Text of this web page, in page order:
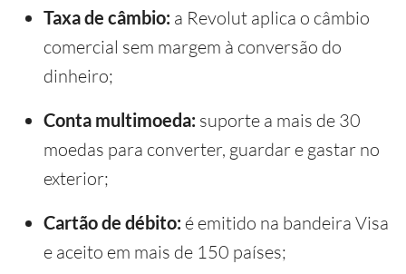
Taxa de câmbio: a Revolut aplica o câmbio
comercial sem margem à conversão do
dinheiro;
Conta multimoeda: suporte a mais de 30
moedas para converter, guardar e gastar no
exterior;
Cartão de débito: é emitido na bandeira Visa
e aceito em mais de 150 países;